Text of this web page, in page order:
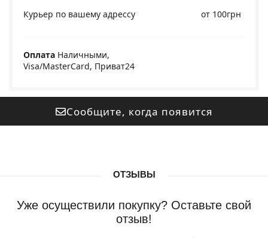
Курьер по вашему адрессу от 100грн
Оплата Наличными,
Visa/MasterCard, Приват24
Сообщите, когда появится
ОТЗЫВЫ
Уже осуществили покупку? Оставьте свой
отзыв!